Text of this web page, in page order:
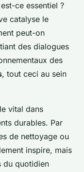
ce essentiel ?
catalyse le
peut-on
des dialogues
des
, tout ceci au sein
vital dans
durables. Par
de nettoyage ou
inspire, mais
du quotidien